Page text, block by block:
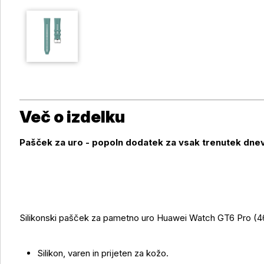
Več o izdelku
Pašček za uro - popoln dodatek za vsak trenutek
Silikonski pašček za pametno uro Huawei Watch GT6 Pro
Silikon, varen in prijeten za kožo.